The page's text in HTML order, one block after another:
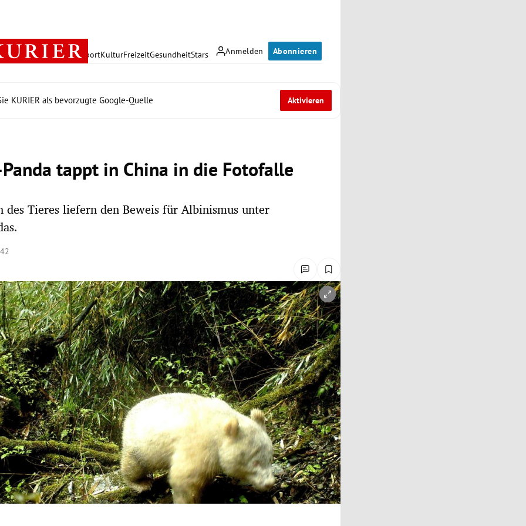
Anmelden Abonnieren
PolitikWirtschaft SportKulturFreizeitGesundheitStars
KURIER als bevorzugte Google-Quelle Aktivieren
tappt in China in die Fotofalle
des Tieres liefern den Beweis für Albinismus unter
öffnen/schließen